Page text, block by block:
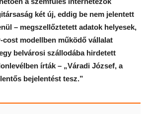
két új, eddig be nem jelentett
– megszellőztetett adatok helyesek,
modellben működő vállalat
belvárosi szállodába hirdetett
írták – „Váradi József, a
bejelentést tesz.”